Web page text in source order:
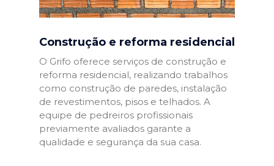
Construção e reforma residencial
O Grifo oferece serviços de construção e
reforma residencial, realizando trabalhos
como construção de paredes, instalação
de revestimentos, pisos e telhados. A
equipe de pedreiros profissionais
previamente avaliados garante a
qualidade e segurança da sua casa.